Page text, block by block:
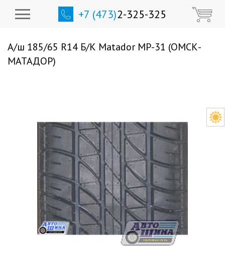
+7 (473)2-325-325
А/ш 185/65 R14 Б/К Matador МР-31 (ОМСК-
МАТАДОР)